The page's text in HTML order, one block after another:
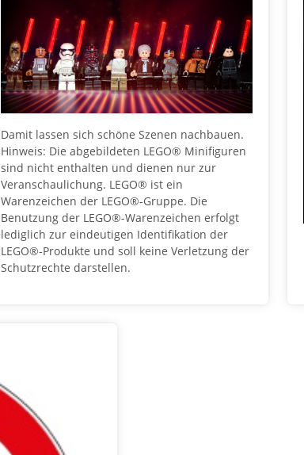
Damit lassen sich schöne Szenen nachbauen.
Hinweis: Die abgebildeten LEGO® Minifiguren
sind nicht enthalten und dienen nur zur
Veranschaulichung. LEGO® ist ein
Warenzeichen der LEGO®-Gruppe. Die
Benutzung der LEGO®-Warenzeichen erfolgt
lediglich zur eindeutigen Identifikation der
LEGO®-Produkte und soll keine Verletzung der
Schutzrechte darstellen.